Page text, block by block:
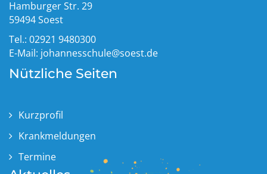
Hamburger Str. 29
59494 Soest
Tel.: 02921 9480300
E-Mail: johannesschule@soest.de
Nützliche Seiten
Kurzprofil
Krankmeldungen
Termine